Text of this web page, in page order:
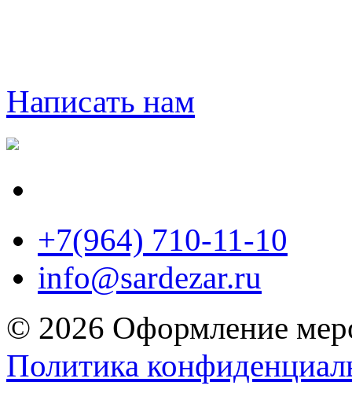
Написать нам
+7(964) 710-11-10
info@sardezar.ru
© 2026 Оформление
Политика